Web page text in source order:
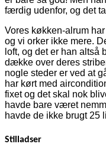
færdig udenfor, og det
Vores køkken-alrum
og vi orker ikke mere.
loft, og det er han altså
dække over deres
nogle steder er ved at
har kørt med
fixet og det skal nok
havde bare været
havde de ikke brugt 25
Stilladser